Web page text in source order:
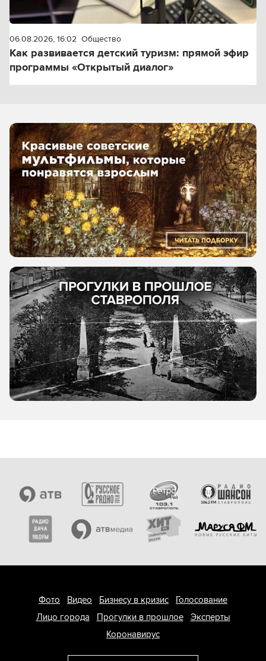
06.08.2026, 16:02 Общество
Как развивается детский туризм: прямой эфир
программы «Открытый диалог»
Фото Видео Бизнесу в кризис
Голосование
Лицо города
Прогулки в прошлое
Эксперты
Коронавирус